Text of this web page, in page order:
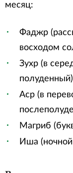
месяц:
Фаджр
восходом
Зухр (в
Аср (в
Магриб
Иша